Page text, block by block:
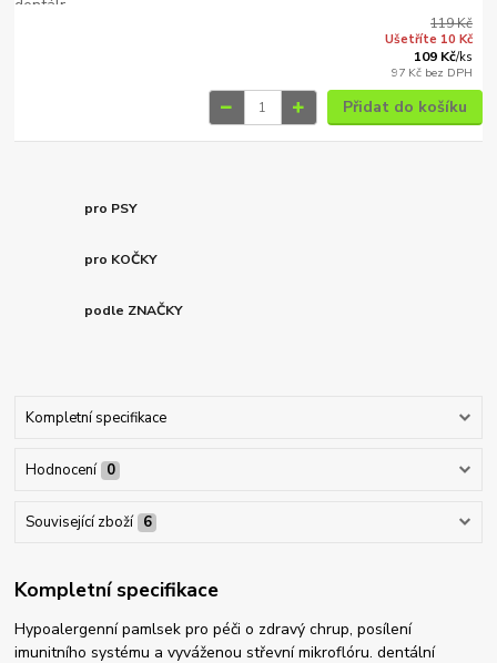
119 Kč
Ušetříte 10 Kč
109 Kč/ks
97 Kč bez DPH
Přidat do košíku
pro PSY
pro KOČKY
podle ZNAČKY
Kompletní specifikace
Hodnocení 0
Související zboží 6
Kompletní specifikace
Hypoalergenní pamlsek pro péči o zdravý chrup, posílení
imunitního systému a vyváženou střevní mikroflóru. dentální